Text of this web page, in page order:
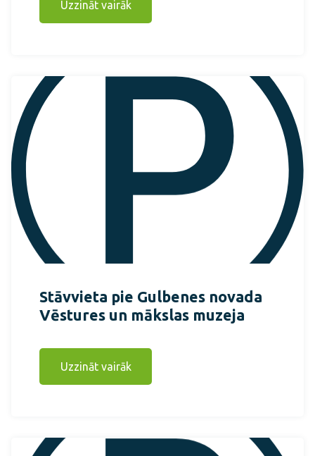
Uzzināt vairāk
Stāvvieta pie Gulbenes novada
Vēstures un mākslas muzeja
Uzzināt vairāk